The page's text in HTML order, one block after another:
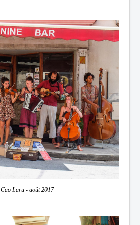
Cao Laru - août 2017